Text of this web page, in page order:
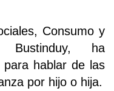
Consumo y
Bustinduy, ha
hablar de las
por hijo o hija.